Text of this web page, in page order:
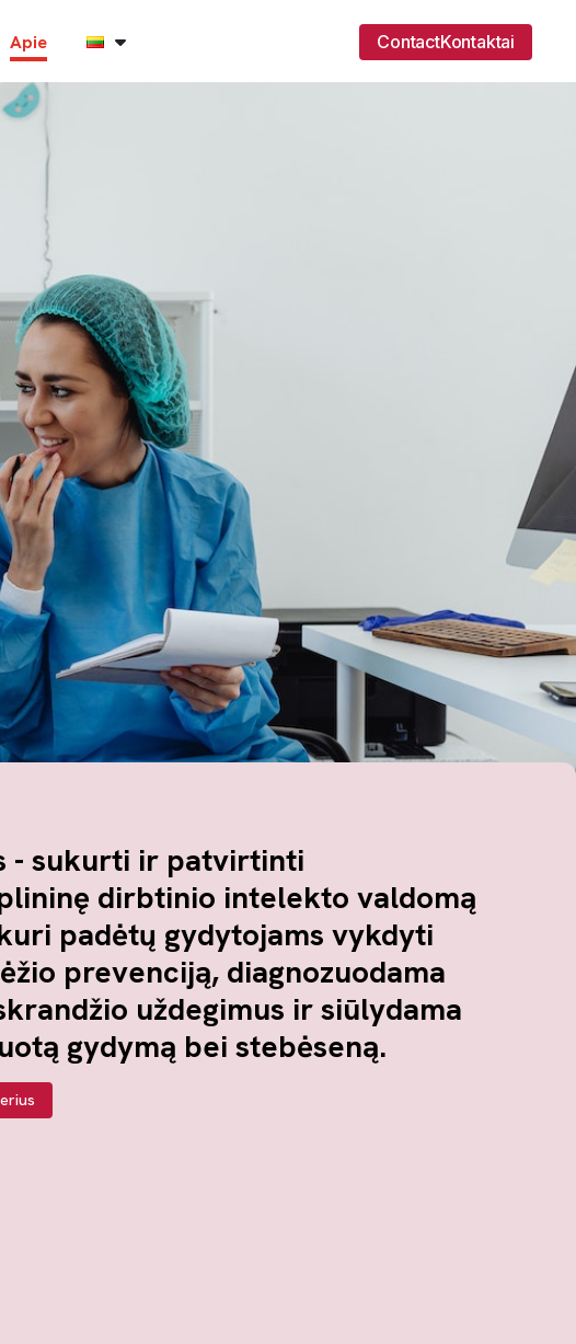
Apie ContactKontaktai
- sukurti ir patvirtinti
dirbtinio intelekto valdomą
padėtų gydytojams vykdyti
prevenciją, diagnozuodama
uždegimus ir siūlydama
gydymą bei stebėseną.